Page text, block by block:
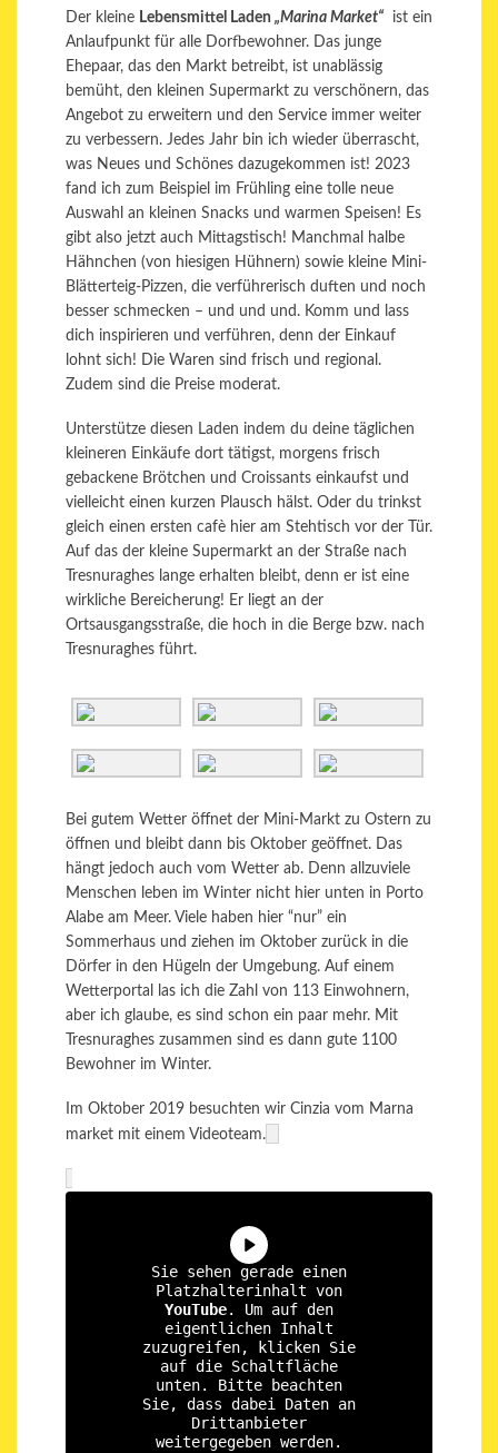
Der kleine Lebensmittel Laden „Marina Market“ ist ein
Anlaufpunkt für alle Dorfbewohner. Das junge
Ehepaar, das den Markt betreibt, ist unablässig
bemüht, den kleinen Supermarkt zu verschönern, das
Angebot zu erweitern und den Service immer weiter
zu verbessern. Jedes Jahr bin ich wieder überrascht,
was Neues und Schönes dazugekommen ist! 2023
fand ich zum Beispiel im Frühling eine tolle neue
Auswahl an kleinen Snacks und warmen Speisen! Es
gibt also jetzt auch Mittagstisch! Manchmal halbe
Hähnchen (von hiesigen Hühnern) sowie kleine Mini-
Blätterteig-Pizzen, die verführerisch duften und noch
besser schmecken – und und und. Komm und lass
dich inspirieren und verführen, denn der Einkauf
lohnt sich! Die Waren sind frisch und regional.
Zudem sind die Preise moderat.
Unterstütze diesen Laden indem du deine täglichen
kleineren Einkäufe dort tätigst, morgens frisch
gebackene Brötchen und Croissants einkaufst und
vielleicht einen kurzen Plausch hälst. Oder du trinkst
gleich einen ersten cafè hier am Stehtisch vor der Tür.
Auf das der kleine Supermarkt an der Straße nach
Tresnuraghes lange erhalten bleibt, denn er ist eine
wirkliche Bereicherung! Er liegt an der
Ortsausgangsstraße, die hoch in die Berge bzw. nach
Tresnuraghes führt.
Bei gutem Wetter öffnet der Mini-Markt zu Ostern zu
öffnen und bleibt dann bis Oktober geöffnet. Das
hängt jedoch auch vom Wetter ab. Denn allzuviele
Menschen leben im Winter nicht hier unten in Porto
Alabe am Meer. Viele haben hier “nur” ein
Sommerhaus und ziehen im Oktober zurück in die
Dörfer in den Hügeln der Umgebung. Auf einem
Wetterportal las ich die Zahl von 113 Einwohnern,
aber ich glaube, es sind schon ein paar mehr. Mit
Tresnuraghes zusammen sind es dann gute 1100
Bewohner im Winter.
Im Oktober 2019 besuchten wir Cinzia vom Marna
market mit einem Videoteam.
Sie sehen gerade einen
Platzhalterinhalt von
YouTube. Um auf den
eigentlichen Inhalt
zuzugreifen, klicken Sie
auf die Schaltfläche
unten. Bitte beachten
Sie, dass dabei Daten an
Drittanbieter
weitergegeben werden.